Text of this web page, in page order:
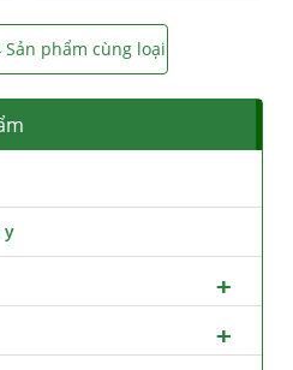
Sản phẩm cùng loại
y